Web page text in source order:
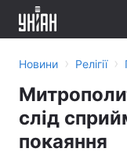
Новини › Релігії ›
слід
покаяння